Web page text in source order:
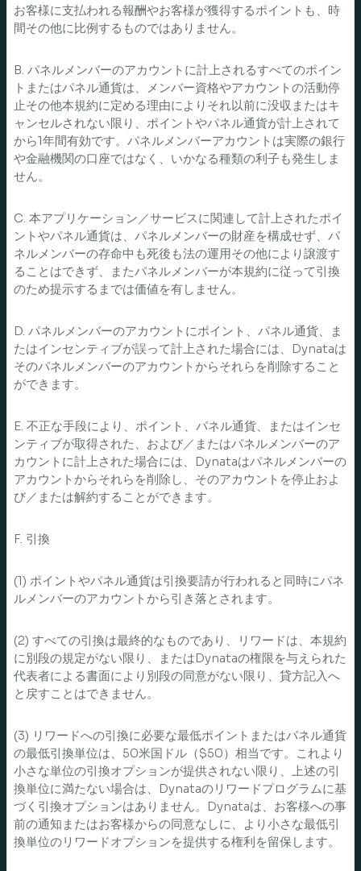
お客様に支払われる報酬やお客様が獲得するポイントも、時
間その他に比例するものではありません。
B. パネルメンバーのアカウントに計上されるすべてのポイン
トまたはパネル通貨は、メンバー資格やアカウントの活動停
止その他本規約に定める理由によりそれ以前に没収またはキ
ャンセルされない限り、ポイントやパネル通貨が計上されて
から1年間有効です。パネルメンバーアカウントは実際の銀行
や金融機関の口座ではなく、いかなる種類の利子も発生しま
せん。
C. 本アプリケーション／サービスに関連して計上されたポイ
ントやパネル通貨は、パネルメンバーの財産を構成せず、パ
ネルメンバーの存命中も死後も法の運用その他により譲渡す
ることはできず、またパネルメンバーが本規約に従って引換
のため提示するまでは価値を有しません。
D. パネルメンバーのアカウントにポイント、パネル通貨、ま
たはインセンティブが誤って計上された場合には、Dynataは
そのパネルメンバーのアカウントからそれらを削除すること
ができます。
E. 不正な手段により、ポイント、パネル通貨、またはインセ
ンティブが取得された、および／またはパネルメンバーのア
カウントに計上された場合には、Dynataはパネルメンバーの
アカウントからそれらを削除し、そのアカウントを停止およ
び／または解約することができます。
F. 引換
(1) ポイントやパネル通貨は引換要請が行われると同時にパネ
ルメンバーのアカウントから引き落とされます。
(2) すべての引換は最終的なものであり、リワードは、本規約
に別段の規定がない限り、またはDynataの権限を与えられた
代表者による書面により別段の同意がない限り、貸方記入へ
と戻すことはできません。
(3) リワードへの引換に必要な最低ポイントまたはパネル通貨
の最低引換単位は、50米国ドル（$50）相当です。これより
小さな単位の引換オプションが提供されない限り、上述の引
換単位に満たない場合は、Dynataのリワードプログラムに基
づく引換オプションはありません。Dynataは、お客様への事
前の通知またはお客様からの同意なしに、より小さな最低引
換単位のリワードオプションを提供する権利を留保します。